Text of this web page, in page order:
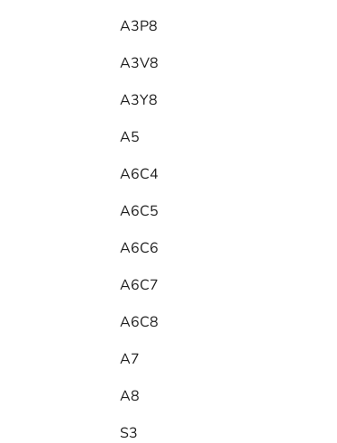
A3P8
A3V8
A3Y8
A5
A6C4
A6C5
A6C6
A6C7
A6C8
A7
A8
S3